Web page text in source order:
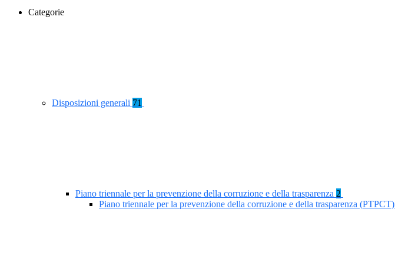
Categorie
Disposizioni generali 71
Piano triennale per la prevenzione della corruzione e della trasparenza 2
Piano triennale per la prevenzione della corruzione e della trasparenza (PTPCT)